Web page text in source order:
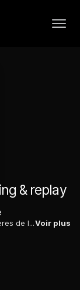
& replay
Une jeune femme tente de sortir ses quatre frères de la misère et, pour cela, elle dispose d'un plan : acheter une boutique et se lancer avec eux.Voir plus